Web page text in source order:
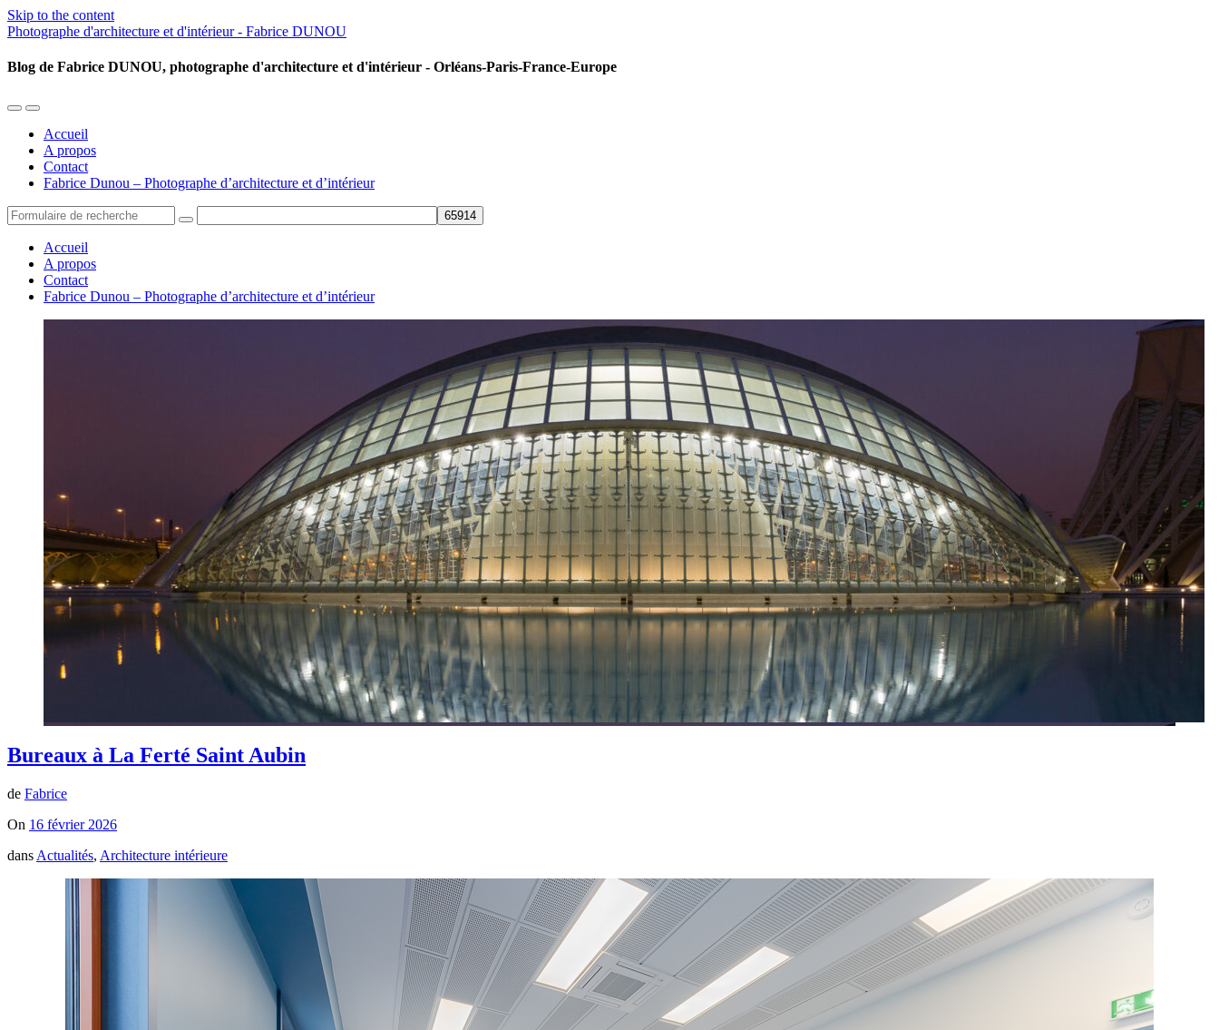
Skip to the content
Photographe d'architecture et d'intérieur - Fabrice DUNOU
Blog de Fabrice DUNOU, photographe d'architecture et d'intérieur - Orléans-Paris-France-Europe
Toggle
mobile
menu
Toggle
the
search
field
Accueil
A propos
Contact
Fabrice Dunou – Photographe d’architecture et d’intérieur
Search
Accueil
A propos
Contact
Fabrice Dunou – Photographe d’architecture et d’intérieur
Bureaux à La Ferté Saint Aubin
de Fabrice
On 16 février 2026
dans Actualités, Architecture intérieure